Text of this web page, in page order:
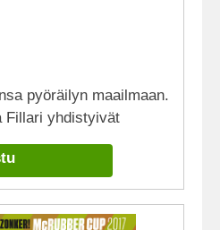
pyöräilyn maailmaan.
Fillari yhdistyivät